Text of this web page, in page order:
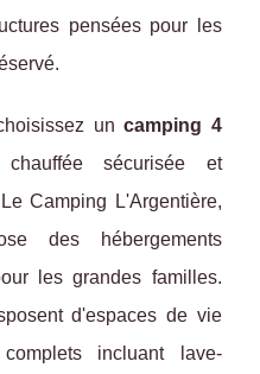
pensées pour les
uncamping 4
sécurisée et
Camping L'Argentière,
des hébergements
les grandes familles.
d'espaces de vie
incluant lave-